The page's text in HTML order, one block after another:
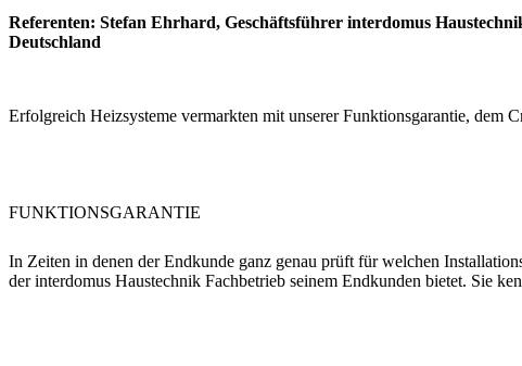
Referenten: Stefan Ehrhard, Geschäftsführer interdomus
Deutschland
Erfolgreich Heizsysteme vermarkten mit unserer Funktionsgarantie, dem
FUNKTIONSGARANTIE
In Zeiten in denen der Endkunde ganz genau prüft für welchen
der interdomus Haustechnik Fachbetrieb seinem Endkunden bietet. Sie